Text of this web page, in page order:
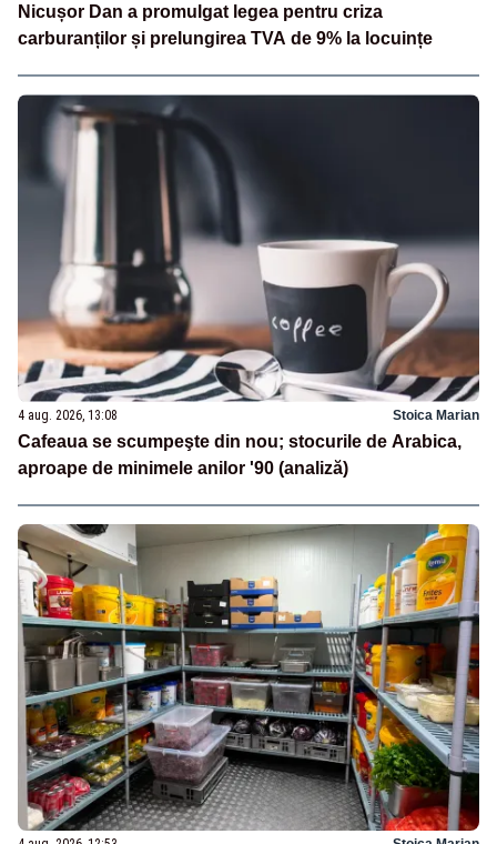
Nicușor Dan a promulgat legea pentru criza
carburanților și prelungirea TVA de 9% la locuințe
4 aug. 2026, 13:08 Stoica Marian
Cafeaua se scumpeşte din nou; stocurile de Arabica,
aproape de minimele anilor '90 (analiză)